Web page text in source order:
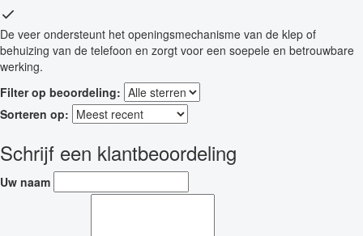
De veer ondersteunt het openingsmechanisme van de klep of
behuizing van de telefoon en zorgt voor een soepele en betrouwbare
werking.
Filter op beoordeling:
Sorteren op:
Schrijf een klantbeoordeling
Uw naam